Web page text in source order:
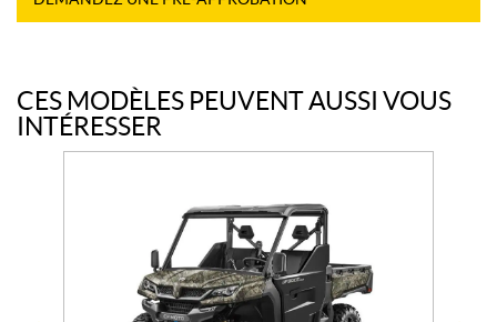
CES MODÈLES PEUVENT AUSSI VOUS
INTÉRESSER